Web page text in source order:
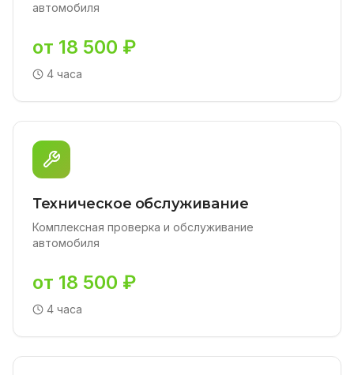
автомобиля
от 18 500 ₽
4 часа
Техническое обслуживание
Комплексная проверка и обслуживание
автомобиля
от 18 500 ₽
4 часа